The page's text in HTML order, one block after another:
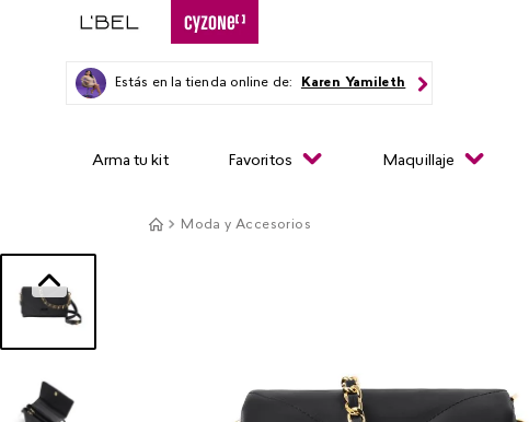
Estás en la tienda online de: Karen Yamileth
Arma tu kit Favoritos Maquillaje
Moda y Accesorios